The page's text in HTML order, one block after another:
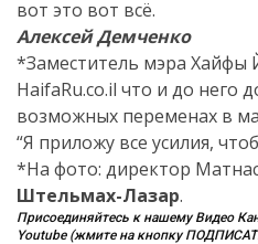
вот это вот всё.
Алексей Демченко
*Заместитель мэра
HaifaRu.co.il что и до него
возможных переменах в
“Я приложу все усилия,
*На фото: директор
Штельмах-Лазар.
Присоединяйтесь к нашему Видео
Youtube (жмите на кнопку